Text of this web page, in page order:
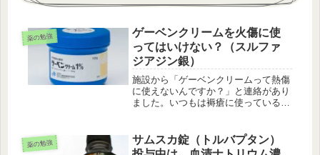
薬の勉強
ゲーベンクリームを火傷に使
ってはいけない？（スルファ
ジアジン銀）
施設から「ゲーベンクリームって熱傷
に使えないんですか？」と連絡があり
ました。いつもは褥瘡に使っているの
ーム使おうと思ったそうです。ゲーベ
ンクリームの適応症には熱傷があるの
薬の勉強
サムスカ錠（トルバプタン）